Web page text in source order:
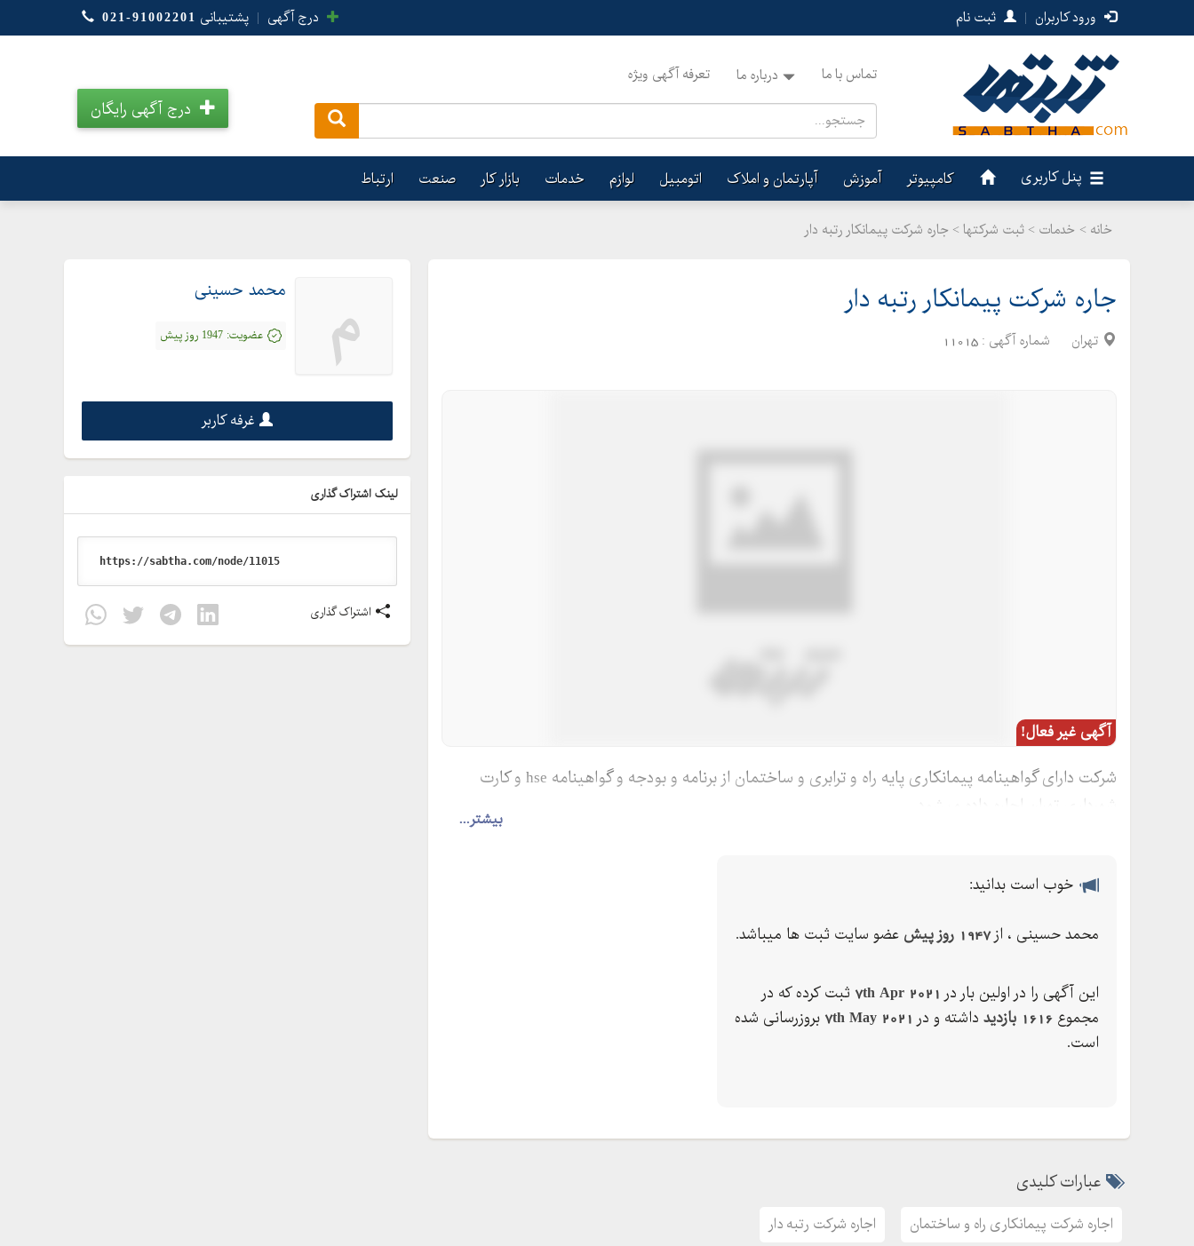
ورود کاربران | ثبت نام درج آگهی | پشتیبانی 021-91002201
تماس با ما درباره ما تعرفه آگهی ویژه
درج آگهی رایگان
پنل کاربری کامپیوتر آموزش آپارتمان و املاک اتومبیل لوازم خدمات بازار کار صنعت ارتباط
خانه > خدمات > ثبت شرکتها > جاره شرکت پیمانکار رتبه دار
جاره شرکت پیمانکار رتبه دار
تهران شماره آگهی : 11015
آگهی غیر فعال!
بیشتر...
شرکت دارای گواهینامه پیمانکاری پایه راه و ترابری و ساختمان از برنامه و بودجه و گواهینامه hse و کارت
شهرداری تهران اجاره داده میشود.
خوب است بدانید:
محمد حسینی ، از1947 روز پیش عضو سایت ثبت ها میباشد.
این آگهی را در اولین بار در 7th Apr 2021 ثبت کرده که در
مجموع 1616 بازدید داشته و در 7th May 2021 بروزرسانی شده
است.
عبارات کلیدی
اجاره شرکت پیمانکاری راه و ساختمان اجاره شرکت رتبه دار
م محمد حسینی
عضویت: 1947 روز پیش
غرفه کاربر
لینک اشتراک گذاری
اشتراک گذاری